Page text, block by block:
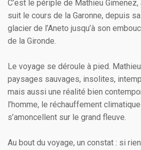
C’est le périple de Mathieu
suit le cours de la Garonne, depuis
glacier de l’Aneto jusqu’à son
de la Gironde.
Le voyage se déroule à pied.
paysages sauvages, insolites,
mais aussi une réalité bien
l’homme, le réchauffement
s’amoncellent sur le grand fleuve.
Au bout du voyage, un constat : si